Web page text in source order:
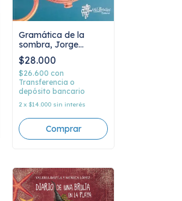
Gramática de la
sombra, Jorge
Consiglio
$28.000
$26.600 con
Transferencia o
depósito bancario
2 x $14.000 sin interés